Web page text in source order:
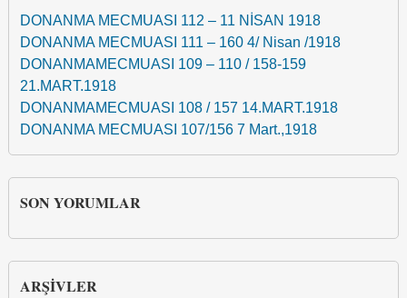
DONANMA MECMUASI 112 – 11 NİSAN 1918
DONANMA MECMUASI 111 – 160 4/ Nisan /1918
DONANMAMECMUASI 109 – 110 / 158-159
21.MART.1918
DONANMAMECMUASI 108 / 157 14.MART.1918
DONANMA MECMUASI 107/156 7 Mart.,1918
SON YORUMLAR
ARŞIVLER